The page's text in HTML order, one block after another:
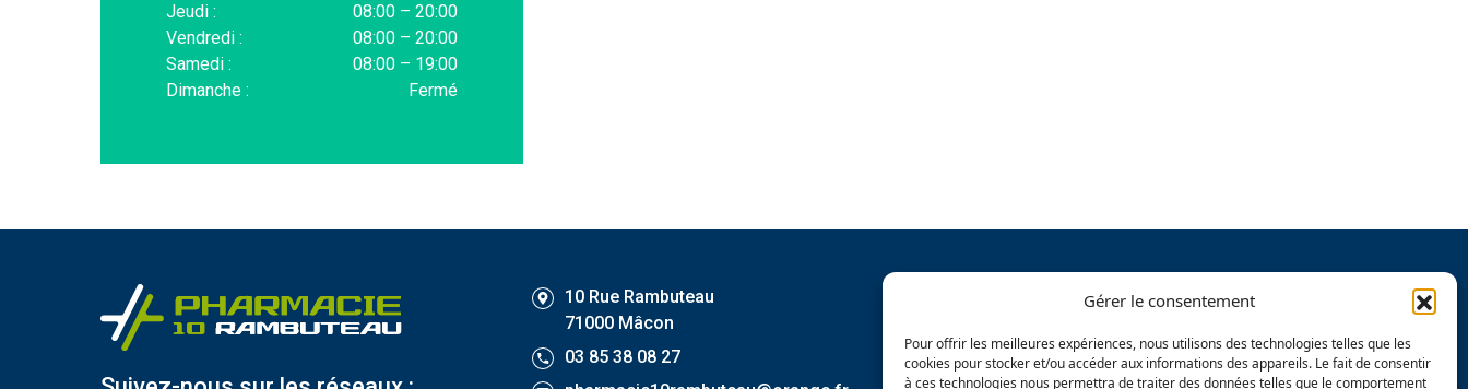
Gérer le consentement
Pour offrir les meilleures expériences, nous utilisons des technologies telles que les
cookies pour stocker et/ou accéder aux informations des appareils. Le fait de consentir
à ces technologies nous permettra de traiter des données telles que le comportement
Jeudi :
08:00 – 20:00
Vendredi :
08:00 – 20:00
Samedi :
08:00 – 19:00
Dimanche :
Fermé
10 Rue Rambuteau
71000 Mâcon
03 85 38 08 27
La pharmacie
Nos services
Nos marques
Nos actualités
Contact